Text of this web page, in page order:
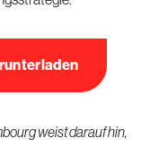
weist darauf hin,